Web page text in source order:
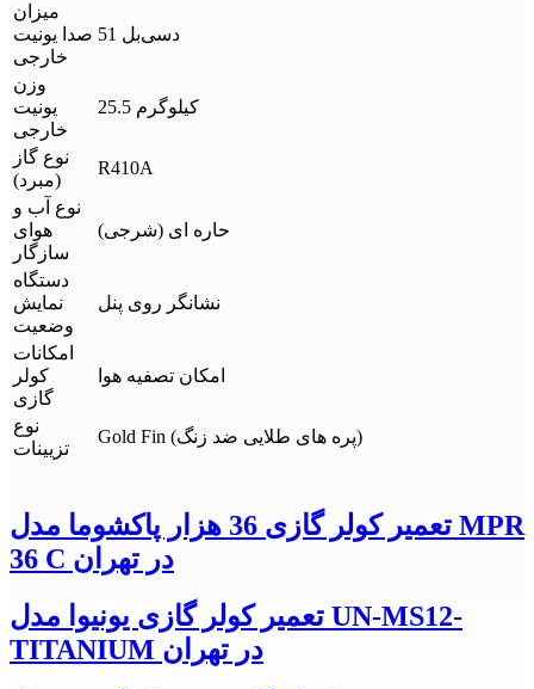
میزان
صدا یونیت
خارجی
51 دسی‌بل
وزن
یونیت
خارجی
25.5 کیلوگرم
نوع گاز
(مبرد)
R410A
نوع آب و
هوای
سازگار
حاره ای (شرجی)
دستگاه
نمایش
وضعیت
نشانگر روی پنل
امکانات
کولر
گازی
امکان تصفیه هوا
نوع
تزیینات
Gold Fin (پره های طلایی ضد زنگ)
تعمیر کولر گازی 36 هزار پاکشوما مدل MPR
36 C در تهران
تعمیر کولر گازی یونیوا مدل UN-MS12-
TITANIUM در تهران